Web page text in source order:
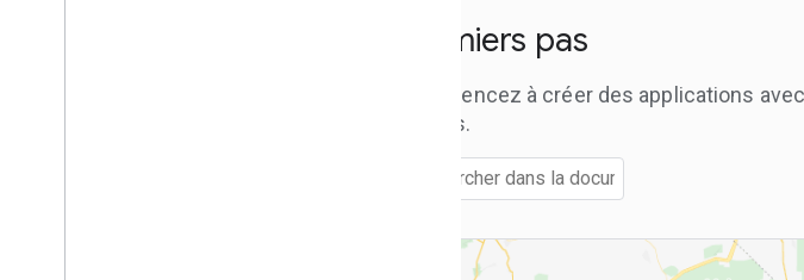
Premiers pas
Commencez à créer des applications
Routes.